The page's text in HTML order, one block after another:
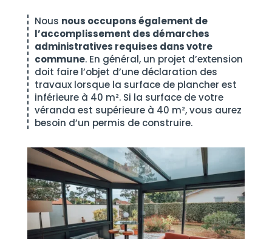
Nous nous occupons également de
l’accomplissement des démarches
administratives requises dans votre
commune. En général, un projet d’extension
doit faire l’objet d’une déclaration des
travaux lorsque la surface de plancher est
inférieure à 40 m². Si la surface de votre
véranda est supérieure à 40 m², vous aurez
besoin d’un permis de construire.